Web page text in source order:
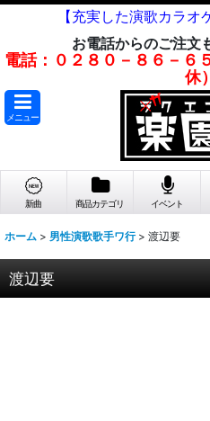
【充実した演歌カラオ
お電話からのご注文
電話：０２８０－８６－６
休）
メニュー
新曲 商品カテゴリ イベント
ホーム > 男性演歌歌手ワ行 > 渡辺要
渡辺要